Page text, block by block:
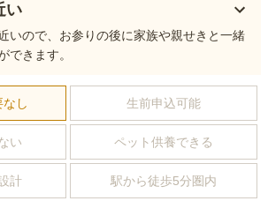
い
いので、お参りの後に家族や親せきと一緒
できます。
し 生前申込可能
い ペット供養できる
計 駅から徒歩5分圏内